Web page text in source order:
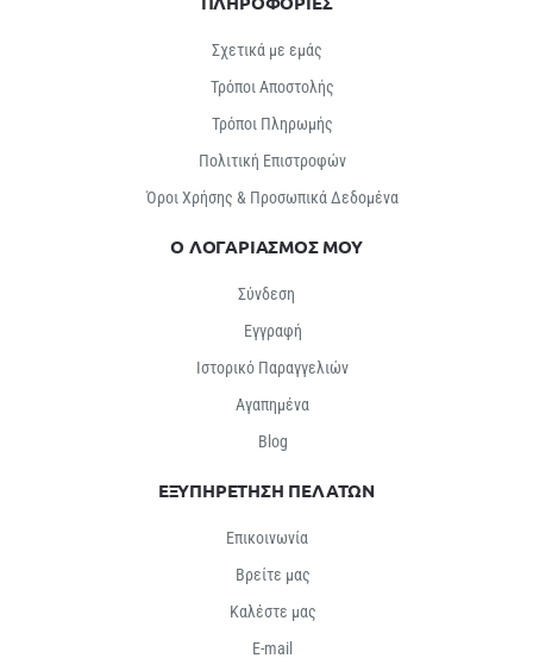
Σχετικά με εμάς
Τρόποι Αποστολής
Τρόποι Πληρωμής
Πολιτική Επιστροφών
Όροι Χρήσης & Προσωπικά Δεδομένα
Ο ΛΟΓΑΡΙΑΣΜΟΣ ΜΟΥ
Σύνδεση
Εγγραφή
Ιστορικό Παραγγελιών
Αγαπημένα
Βlog
ΕΞΥΠΗΡΕΤΗΣΗ ΠΕΛΑΤΩΝ
Επικοινωνία
Βρείτε μας
Καλέστε μας
E-mail